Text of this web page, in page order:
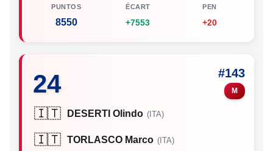
PUNTOS
8550
ÉCART
+7553
PEN
+20
24 #143
M
🇮🇹 DESERTI Olindo (ITA)
🇮🇹 TORLASCO Marco (ITA)